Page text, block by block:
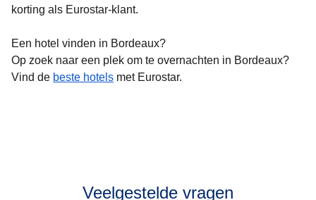
korting als Eurostar-klant.
Een hotel vinden in Bordeaux?
Op zoek naar een plek om te overnachten in Bordeaux?
Vind de beste hotels met Eurostar.
Veelgestelde vragen